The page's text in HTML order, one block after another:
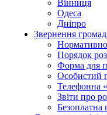
Вінниця
Одеса
Дніпро
Звернення
Порядок
Форма для
Особистий
Телефонна
Звіти про
Безоплатна